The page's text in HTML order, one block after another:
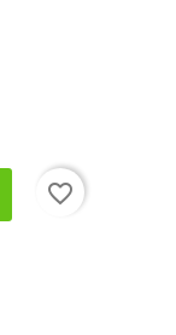
favorite_border